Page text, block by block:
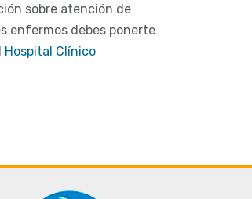
sobre atención de
enfermos debes ponerte
Hospital Clínico